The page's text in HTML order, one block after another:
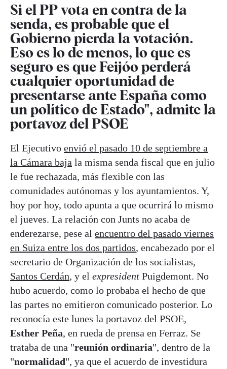
Si el PP vota en contra de la
senda, es probable que el
Gobierno pierda la votación.
Eso es lo de menos, lo que es
seguro es que Feijóo perderá
cualquier oportunidad de
presentarse ante España como
un político de Estado", admite la
portavoz del PSOE
El Ejecutivo envió el pasado 10 de septiembre a
la Cámara baja la misma senda fiscal que en julio
le fue rechazada, más flexible con las
comunidades autónomas y los ayuntamientos. Y,
hoy por hoy, todo apunta a que ocurrirá lo mismo
el jueves. La relación con Junts no acaba de
enderezarse, pese al encuentro del pasado viernes
en Suiza entre los dos partidos, encabezado por el
secretario de Organización de los socialistas,
Santos Cerdán, y el expresident Puigdemont. No
hubo acuerdo, como lo probaba el hecho de que
las partes no emitieron comunicado posterior. Lo
reconocía este lunes la portavoz del PSOE,
Esther Peña, en rueda de prensa en Ferraz. Se
trataba de una "reunión ordinaria", dentro de la
"normalidad", ya que el acuerdo de investidura